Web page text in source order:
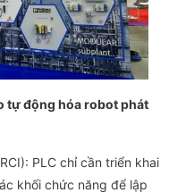
tự động hóa robot phát
PLC chỉ cần triển khai
khối chức năng để lập